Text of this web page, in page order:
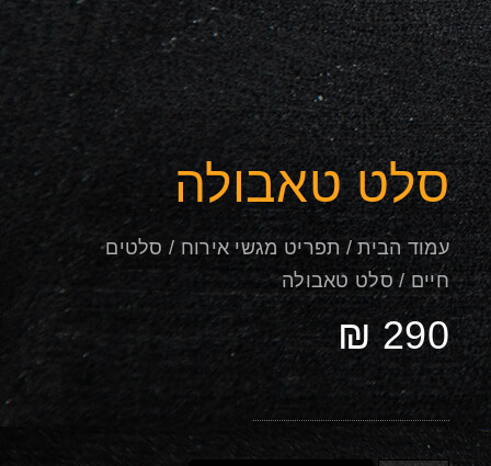
סלט טאבולה
עמוד הבית/ תפריט מגשי אירוח / סלטים
חיים/ סלט טאבולה
₪290